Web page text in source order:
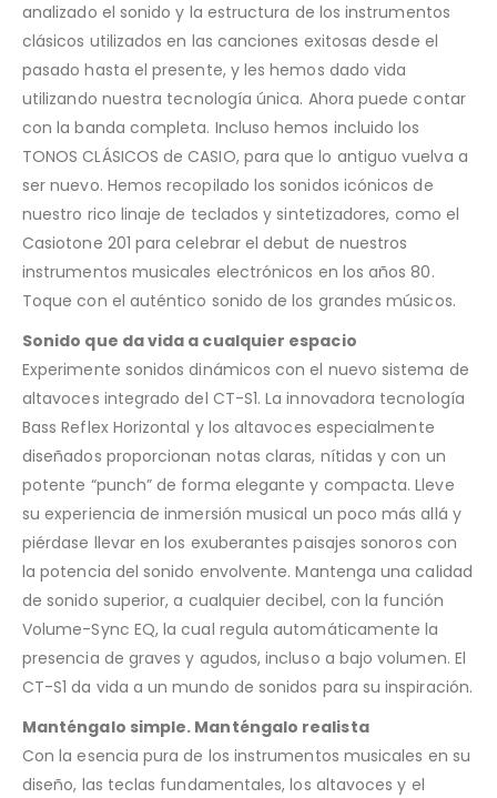
analizado el sonido y la estructura de los instrumentos
clásicos utilizados en las canciones exitosas desde el
pasado hasta el presente, y les hemos dado vida
utilizando nuestra tecnología única. Ahora puede contar
con la banda completa. Incluso hemos incluido los
TONOS CLÁSICOS de CASIO, para que lo antiguo vuelva a
ser nuevo. Hemos recopilado los sonidos icónicos de
nuestro rico linaje de teclados y sintetizadores, como el
Casiotone 201 para celebrar el debut de nuestros
instrumentos musicales electrónicos en los años 80.
Toque con el auténtico sonido de los grandes músicos.
Sonido que da vida a cualquier espacio
Experimente sonidos dinámicos con el nuevo sistema de
altavoces integrado del CT-S1. La innovadora tecnología
Bass Reflex Horizontal y los altavoces especialmente
diseñados proporcionan notas claras, nítidas y con un
potente “punch” de forma elegante y compacta. Lleve
su experiencia de inmersión musical un poco más allá y
piérdase llevar en los exuberantes paisajes sonoros con
la potencia del sonido envolvente. Mantenga una calidad
de sonido superior, a cualquier decibel, con la función
Volume-Sync EQ, la cual regula automáticamente la
presencia de graves y agudos, incluso a bajo volumen. El
CT-S1 da vida a un mundo de sonidos para su inspiración.
Manténgalo simple. Manténgalo realista
Con la esencia pura de los instrumentos musicales en su
diseño, las teclas fundamentales, los altavoces y el